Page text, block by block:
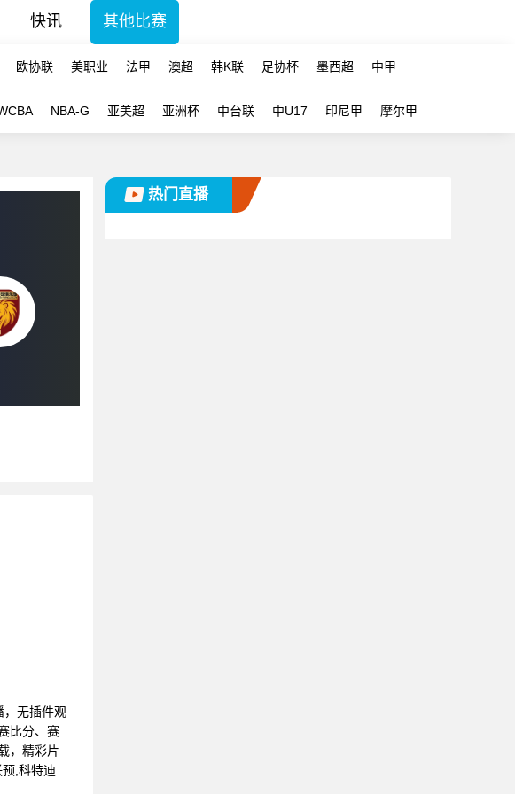
快讯 其他比赛
欧协联 美职业 法甲 澳超 韩K联 足协杯 墨西超 中甲
NBA-G 亚美超 亚洲杯 中台联 中U17 印尼甲 摩尔甲
，无插件观
比分、赛
，精彩片
,科特迪
热门直播